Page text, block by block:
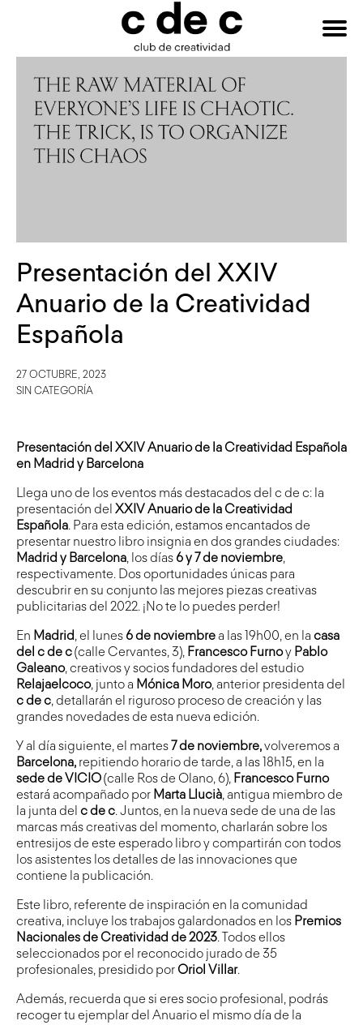
HAZTE
Presentación del XXIV
Anuario de la Creatividad
Española
27 OCTUBRE, 2023
SIN CATEGORÍA
Presentación del XXIV Anuario de la Creatividad Española
en Madrid y Barcelona
Llega uno de los eventos más destacados del c de c: la
presentación del XXIV Anuario de la Creatividad
Española. Para esta edición, estamos encantados de
presentar nuestro libro insignia en dos grandes ciudades:
Madrid y Barcelona, los días 6 y 7 de noviembre,
respectivamente. Dos oportunidades únicas para
descubrir en su conjunto las mejores piezas creativas
publicitarias del 2022. ¡No te lo puedes perder!
En Madrid, el lunes 6 de noviembrea las 19h00, en la casa
del c de c(calle Cervantes, 3), Francesco Furnoy Pablo
Galeano, creativos y socios fundadores del estudio
Relajaelcoco, junto a Mónica Moro, anterior presidenta del
c de c, detallarán el riguroso proceso de creación y las
grandes novedades de esta nueva edición.
Y al día siguiente,el martes 7 de noviembre,volveremos a
Barcelona, repitiendo horario de tarde, a las 18h15, en la
sede de VICIO(calle Ros de Olano, 6), Francesco Furno
estará acompañado por Marta Llucià, antigua miembro de
la junta del c de c. Juntos, en la nueva sede de una de las
marcas más creativas del momento, charlarán sobre los
entresijos de este esperado libro y compartirán con todos
los asistentes los detalles de las innovaciones que
contiene la publicación.
Este libro, referente de inspiración en la comunidad
creativa, incluye los trabajos galardonados en los Premios
Nacionales de Creatividad de 2023. Todos ellos
seleccionados por el reconocido jurado de 35
profesionales, presidido porOriol Villar.
Además, recuerda que si eres socio profesional, podrás
recoger tu ejemplar del Anuario el mismo día de la